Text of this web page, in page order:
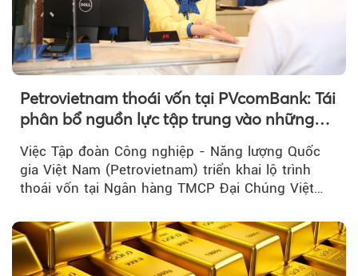
Petrovietnam thoái vốn tại PVcomBank: Tái
phân bổ nguồn lực tập trung vào những
Việc Tập đoàn Công nghiệp - Năng lượng Quốc
gia Việt Nam (Petrovietnam) triển khai lộ trình
thoái vốn tại Ngân hàng TMCP Đại Chúng Việt